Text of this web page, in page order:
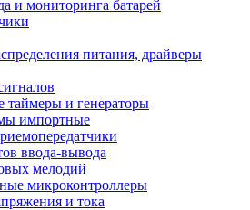
и мониторинга батарей
питания, драйверы
и генераторы
импортные
ввода-вывода
мелодий
микроконтроллеры
и тока